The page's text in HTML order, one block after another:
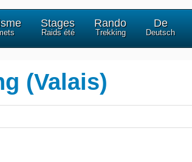
Stages
Raids été
Rando
Trekking
De
Deutsch
(Valais)